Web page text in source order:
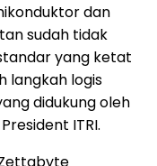
dan
sudah tidak
yang ketat
langkah logis
didukung oleh
ITRI.